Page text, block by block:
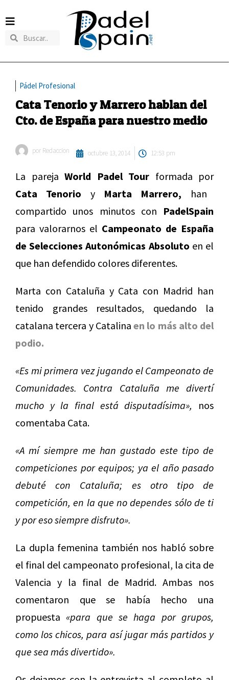
Pádel Profesional
Cata Tenorio y Marrero hablan del
Cto. de España para nuestro medio
por Redaccion octubre 13, 2014 12:53 pm
La pareja World Padel Tour formada por
Cata Tenorio y Marta Marrero, han
compartido unos minutos con PadelSpain
para valorarnos el Campeonato de España
de Selecciones Autonómicas Absoluto en el
que han defendido colores diferentes.
Marta con Cataluña y Cata con Madrid han
tenido grandes resultados, quedando la
catalana tercera y Catalina en lo más alto del
podio.
«Es mi primera vez jugando el Campeonato de
Comunidades. Contra Cataluña me divertí
mucho y la final está disputadísima», nos
comentaba Cata.
«A mí siempre me han gustado este tipo de
competiciones por equipos; ya el año pasado
debuté con Cataluña; es otro tipo de
competición, en la que no dependes sólo de ti
y por eso siempre disfruto».
La dupla femenina también nos habló sobre
el final del campeonato profesional, la cita de
Valencia y la final de Madrid. Ambas nos
comentaron que se había hecho una
propuesta«para que se haga por grupos,
como los chicos, para así jugar más partidos y
que sea más divertido».